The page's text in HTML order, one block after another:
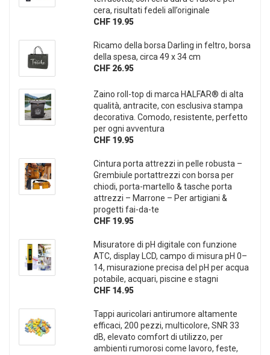
cera, risultati fedeli all’originale
CHF 19.95
Ricamo della borsa Darling in feltro, borsa
della spesa, circa 49 x 34 cm
CHF 26.95
Zaino roll-top di marca HALFAR® di alta
qualità, antracite, con esclusiva stampa
decorativa. Comodo, resistente, perfetto
per ogni avventura
CHF 19.95
Cintura porta attrezzi in pelle robusta –
Grembiule portattrezzi con borsa per
chiodi, porta-martello & tasche porta
attrezzi – Marrone – Per artigiani &
progetti fai-da-te
CHF 19.95
Misuratore di pH digitale con funzione
ATC, display LCD, campo di misura pH 0–
14, misurazione precisa del pH per acqua
potabile, acquari, piscine e stagni
CHF 14.95
Tappi auricolari antirumore altamente
efficaci, 200 pezzi, multicolore, SNR 33
dB, elevato comfort di utilizzo, per
ambienti rumorosi come lavoro, feste,